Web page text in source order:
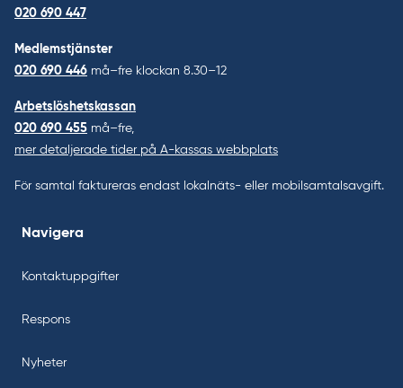
020 690 447
Medlemstjänster
020 690 446 må–fre klockan 8.30–12
Arbetslöshetskassan
020 690 455 må–fre,
mer detaljerade tider på A-kassas webbplats
För samtal faktureras endast lokalnäts- eller mobilsamtalsavgift.
Navigera
Kontaktuppgifter
Respons
Nyheter